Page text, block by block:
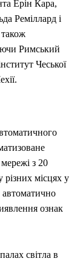
Ерін Кара,
Реміллард і
Римський
Чеської
з 20
різних місцях у
автоматично
ознак
світла в